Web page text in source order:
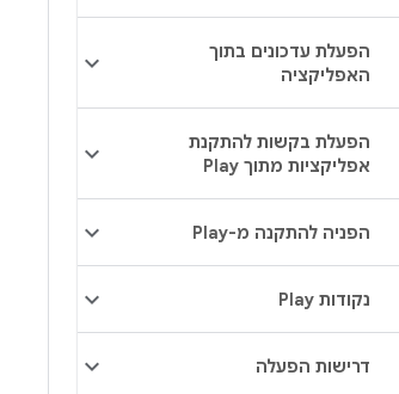
הפעלת עדכונים בתוך
האפליקציה
הפעלת בקשות להתקנת
אפליקציות מתוך Play
הפניה להתקנה מ-Play
נקודות Play
דרישות הפעלה